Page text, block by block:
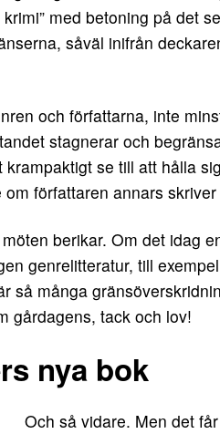
med betoning på det
såväl inifrån
och författarna, inte
stagnerar och
se till att hålla
författaren annars
berikar. Om det idag
genrelitteratur, till
så många
gårdagens, tack och lov!
nya bok
Och så vidare. Men det